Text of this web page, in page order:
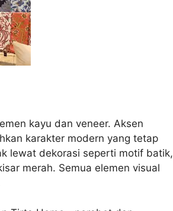
kayu dan veneer. Aksen
karakter modern yang tetap
lewat dekorasi seperti motif batik,
merah. Semua elemen visual